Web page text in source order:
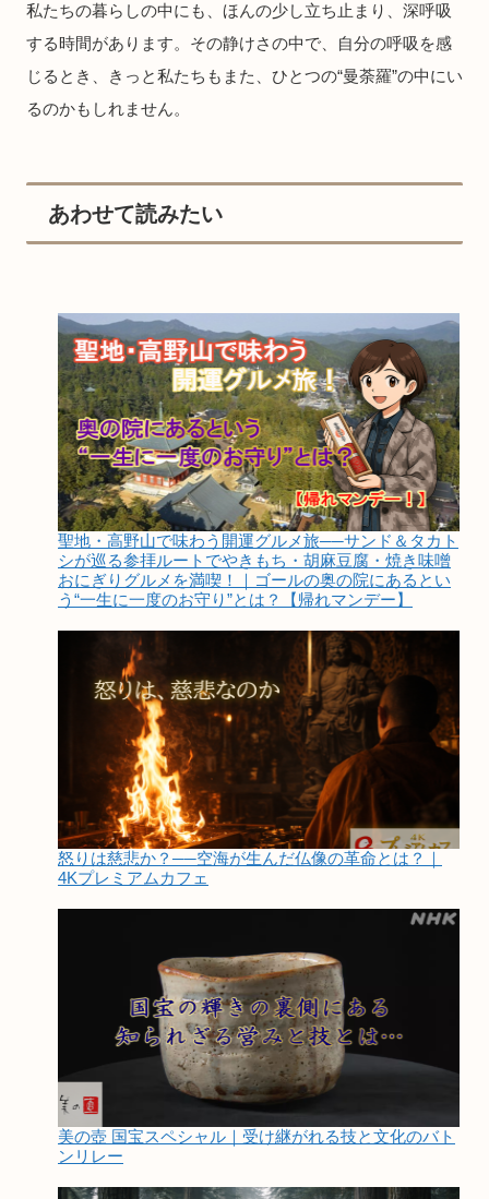
私たちの暮らしの中にも、ほんの少し立ち止まり、深呼吸
する時間があります。その静けさの中で、自分の呼吸を感
じるとき、きっと私たちもまた、ひとつの“曼荼羅”の中にい
るのかもしれません。
あわせて読みたい
聖地・高野山で味わう開運グルメ旅──サンド＆タカト
シが巡る参拝ルートでやきもち・胡麻豆腐・焼き味噌
おにぎりグルメを満喫！｜ゴールの奥の院にあるとい
う“一生に一度のお守り”とは？【帰れマンデー】
怒りは慈悲か？──空海が生んだ仏像の革命とは？｜
4Kプレミアムカフェ
美の壺 国宝スペシャル｜受け継がれる技と文化のバト
ンリレー